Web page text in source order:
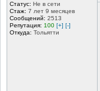
Статус: Не в сети
Стаж: 7 лет 9 месяцев
Сообщений: 2513
Репутация: 100 [+] [-]
Откуда: Тольятти